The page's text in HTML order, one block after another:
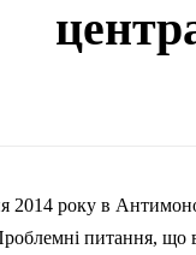
2014 року в
питання, що